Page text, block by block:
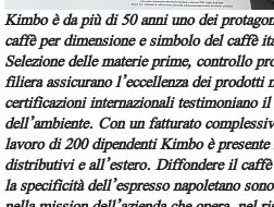
Kimbo è da più di 50 anni uno dei
caffè per dimensione e simbolo del caffè
Selezione delle materie prime, controllo
filiera assicurano l’eccellenza dei prodotti
certificazioni internazionali testimoniano
dell’ambiente. Con un fatturato
lavoro di 200 dipendenti Kimbo è
distributivi e all’estero. Diffondere il
la specificità dell’espresso napoletano